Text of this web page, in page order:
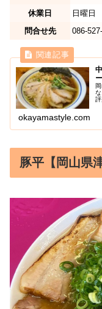
休業日
日曜日
問合せ先
086-
okayamastyle.com
豚平【岡山県